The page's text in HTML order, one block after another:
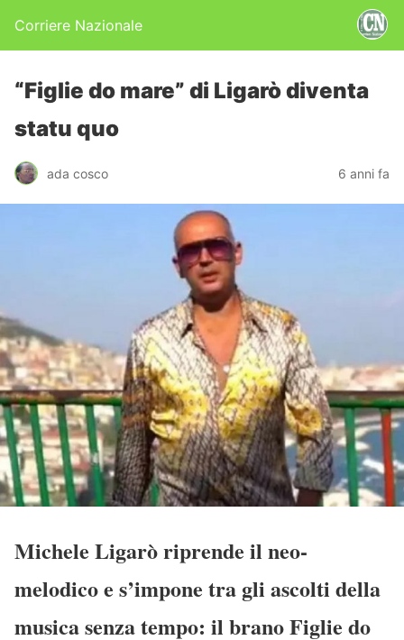
Corriere Nazionale
“Figlie do mare” di Ligarò diventa
statu quo
ada cosco 6 anni fa
Michele Ligarò riprende il neo-
melodico e s’impone tra gli ascolti della
musica senza tempo: il brano Figlie do